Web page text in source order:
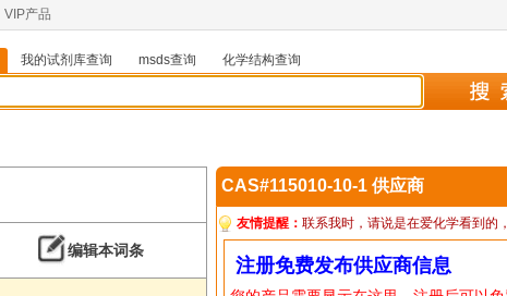
VIP产品
我的试剂库查询 msds查询
化学结构查询
编辑本词条
CAS#115010-10-1 供应商
友情提醒： 联系我时，请说是在爱化学看到的
注册免费发布供应商信息